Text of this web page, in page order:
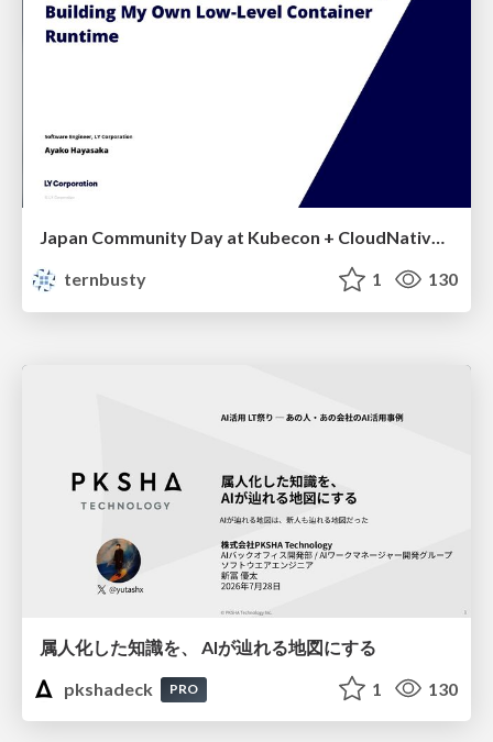
Japan Community Day at Kubecon + CloudNativeCon Japan 2026: Learning Container Privilege Control by Building My Own Low-Level Container Runtime
ternbusty
1 130
属人化した知識を、 AIが辿れる地図にする
pkshadeck
PRO 1 130